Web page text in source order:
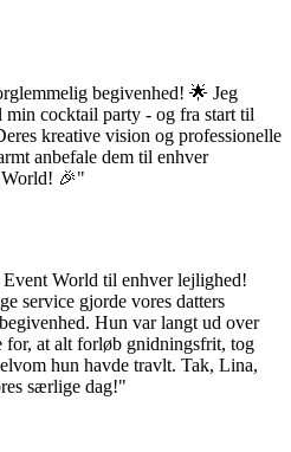
begivenhed! 🌟 Jeg
min cocktail party - og fra start til
kreative vision og professionelle
anbefale dem til enhver
World! 🎉"
World til enhver lejlighed!
service gjorde vores datters
Hun var langt ud over
for, at alt forløb gnidningsfrit, tog
hun havde travlt. Tak, Lina,
særlige dag!"